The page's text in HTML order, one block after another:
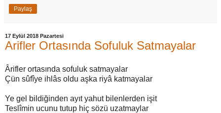
Paylaş
17 Eylül 2018 Pazartesi
Arifler Ortasında Sofuluk Satmayalar
Ârifler ortasında sofuluk satmayalar
Çün sûfîye ihlâs oldu aşka riyâ katmayalar
Ye gel bildiğinden ayıt yahut bilenlerden işit
Teslîmin ucunu tutup hiç sözü uzatmaylar